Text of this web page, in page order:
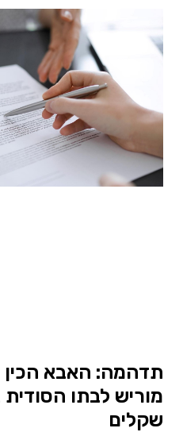
תדהמה: האבא הכין
מוריש לבתו הסודית
שקלים